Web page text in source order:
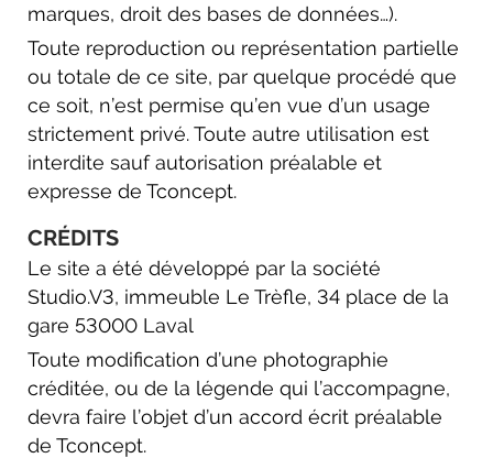
marques, droit des bases de données…).
Toute reproduction ou représentation partielle
ou totale de ce site, par quelque procédé que
ce soit, n’est permise qu’en vue d’un usage
strictement privé. Toute autre utilisation est
interdite sauf autorisation préalable et
expresse de Tconcept.
CRÉDITS
Le site a été développé par la société
Studio.V3, immeuble Le Trèfle, 34 place de la
gare 53000 Laval
Toute modification d’une photographie
créditée, ou de la légende qui l’accompagne,
devra faire l’objet d’un accord écrit préalable
de Tconcept.